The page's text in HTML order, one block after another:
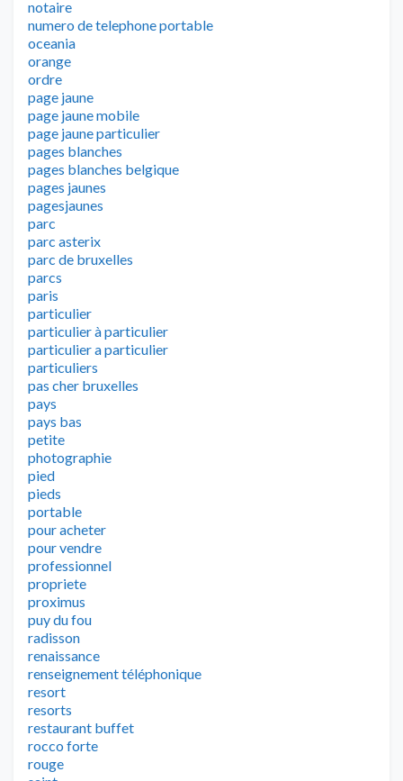
notaire
numero de telephone portable
oceania
orange
ordre
page jaune
page jaune mobile
page jaune particulier
pages blanches
pages blanches belgique
pages jaunes
pagesjaunes
parc
parc asterix
parc de bruxelles
parcs
paris
particulier
particulier à particulier
particulier a particulier
particuliers
pas cher bruxelles
pays
pays bas
petite
photographie
pied
pieds
portable
pour acheter
pour vendre
professionnel
propriete
proximus
puy du fou
radisson
renaissance
renseignement téléphonique
resort
resorts
restaurant buffet
rocco forte
rouge